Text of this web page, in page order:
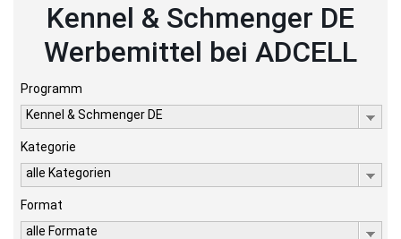
Kennel & Schmenger DE
Werbemittel bei ADCELL
Programm
Kennel & Schmenger DE
Kategorie
alle Kategorien
Format
alle Formate